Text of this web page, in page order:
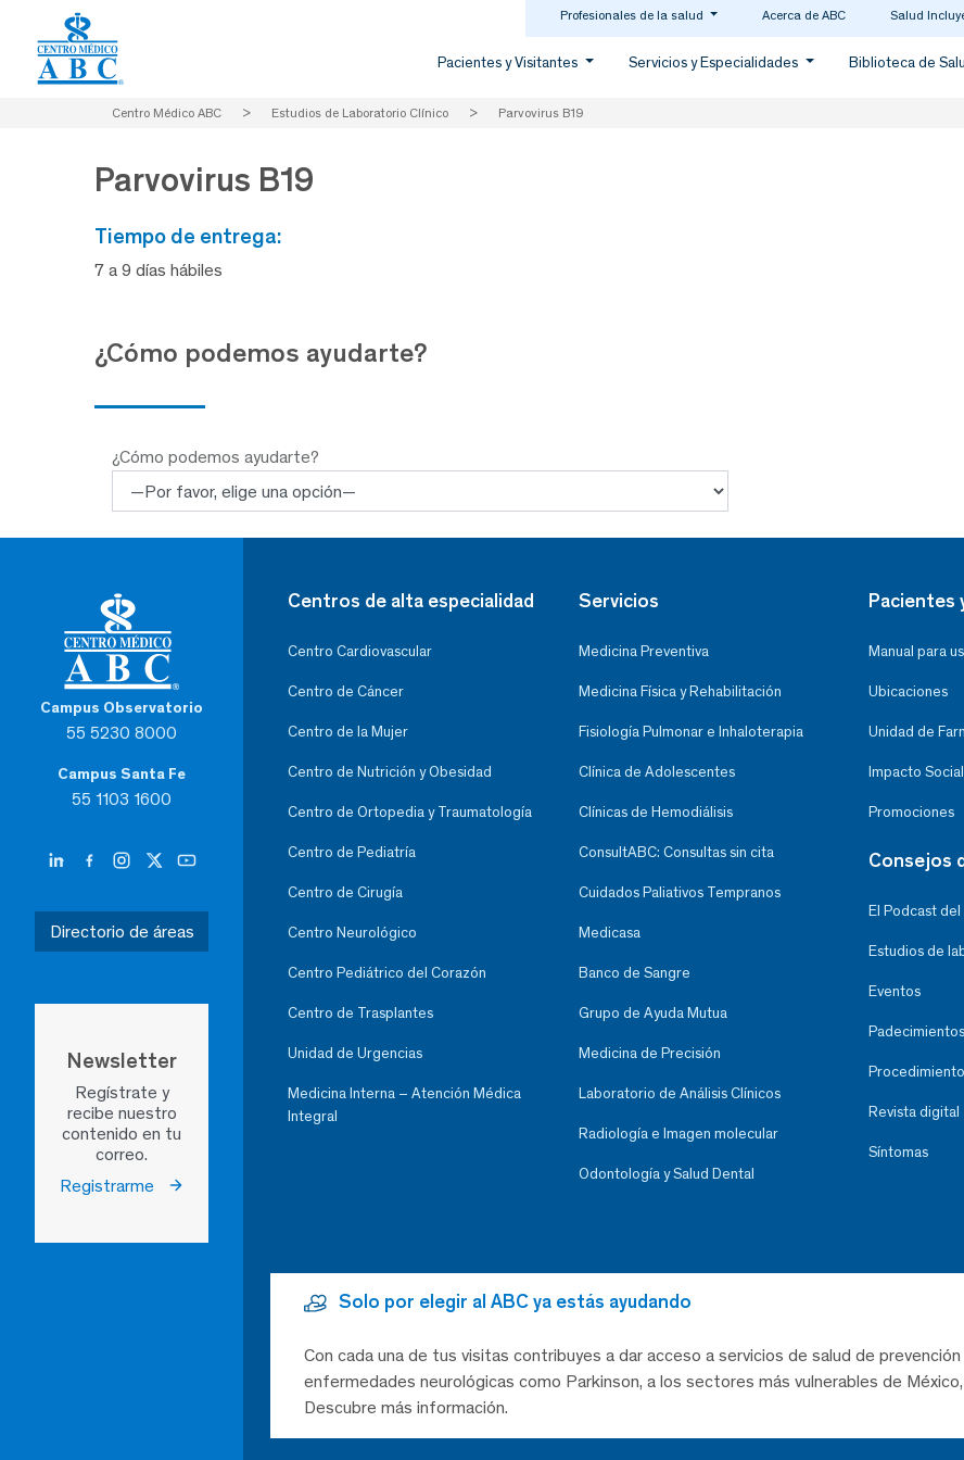
Profesionales de la salud Acerca de ABC Salud
Pacientes y Visitantes Servicios y Especialidades Biblioteca de
Centro Médico ABC > Estudios de Laboratorio Clínico > Parvovirus B19
Parvovirus B19
tiempo de entrega:
7 a 9 días hábiles
¿Cómo podemos ayudarte?
¿Cómo podemos ayudarte?
Campus Observatorio
55 5230 8000
Campus Santa Fe
55 1103 1600
Directorio de áreas
Newsletter
Regístrate y
recibe nuestro
contenido en tu
correo.
Registrarme
Centros de alta especialidad
Centro Cardiovascular
Centro de Cáncer
Centro de la Mujer
Centro de Nutrición y Obesidad
Centro de Ortopedia y Traumatología
Centro de Pediatría
Centro de Cirugía
Centro Neurológico
Centro Pediátrico del Corazón
Centro de Trasplantes
Unidad de Urgencias
Medicina Interna – Atención Médica
Integral
Servicios
Medicina Preventiva
Medicina Física y Rehabilitación
Fisiología Pulmonar e Inhaloterapia
Clínica de Adolescentes
Clínicas de Hemodiálisis
ConsultABC: Consultas sin cita
Cuidados Paliativos Tempranos
Medicasa
Banco de Sangre
Grupo de Ayuda Mutua
Medicina de Precisión
Laboratorio de Análisis Clínicos
Radiología e Imagen molecular
Odontología y Salud Dental
Pacientes
Manual para
Ubicaciones
Unidad de
Impacto Social
Promociones
Consejos
El Podcast del
Estudios de
Eventos
Padecimientos
Revista digital
Síntomas
Solo por elegir al ABC ya estás ayudando
Con cada una de tus visitas contribuyes a dar acceso a servicios de salud de
enfermedades neurológicas como Parkinson, a los sectores más vulnerables de
Descubre más información.